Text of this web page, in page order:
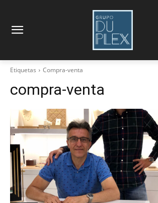
Etiquetas Compra-venta
compra-venta